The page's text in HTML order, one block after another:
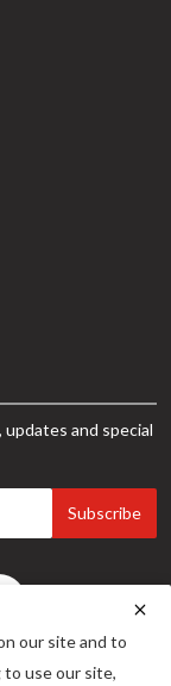
and special
Subscribe
our site and to
use our site,